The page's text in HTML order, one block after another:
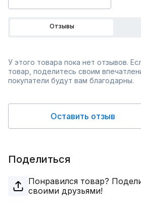
Отзывы
У этого товара пока нет отзывов.
товар, поделитесь своим
покупатели будут вам благодарны.
Оставить отзыв
Поделиться
Понравился товар?
своими друзьями!